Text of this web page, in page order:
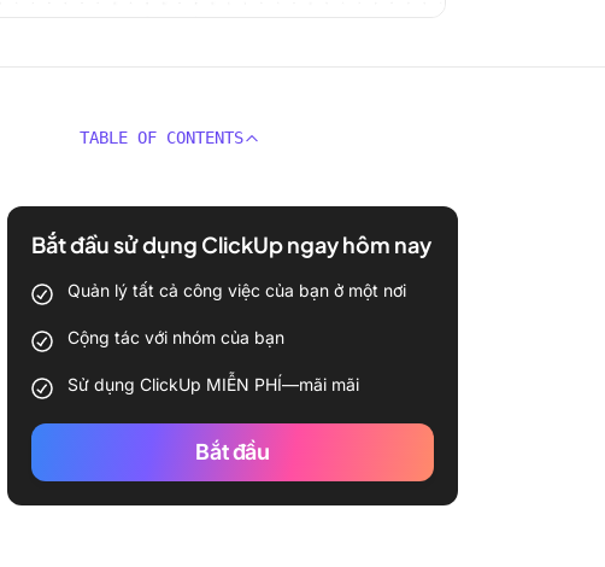
TABLE OF CONTENTS
Bắt đầu sử dụng ClickUp ngay hôm nay
Quản lý tất cả công việc của bạn ở một nơi
Cộng tác với nhóm của bạn
Sử dụng ClickUp MIỄN PHÍ—mãi mãi
Bắt đầu